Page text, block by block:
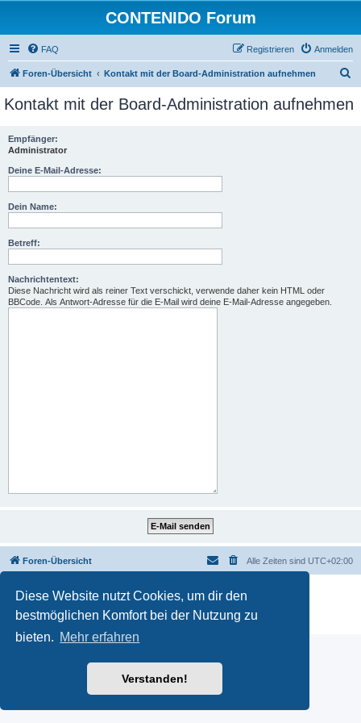
Diese Website nutzt Cookies, um dir den
bestmöglichen Komfort bei der Nutzung zu
bieten. Mehr erfahren
Verstanden!
CONTENIDO Forum
FAQ Anmelden
Registrieren
Foren-Übersicht Kontakt mit der Board-Administration aufnehmen
c
Kontakt mit der Board-Administration aufnehmen
Empfänger:
Administrator
Deine E-Mail-Adresse:
Dein Name:
Betreff:
Nachrichtentext:
Diese Nachricht wird als reiner Text verschickt, verwende daher kein HTML oder
BBCode. Als Antwort-Adresse für die E-Mail wird deine E-Mail-Adresse angegeben.
Foren-Übersicht Alle Zeiten sind UTC+02:00
Powered by phpBB
® Forum Software © phpBB Limited
Deutsche Übersetzung durch
Datenschutz|Nutzungsbedingungen